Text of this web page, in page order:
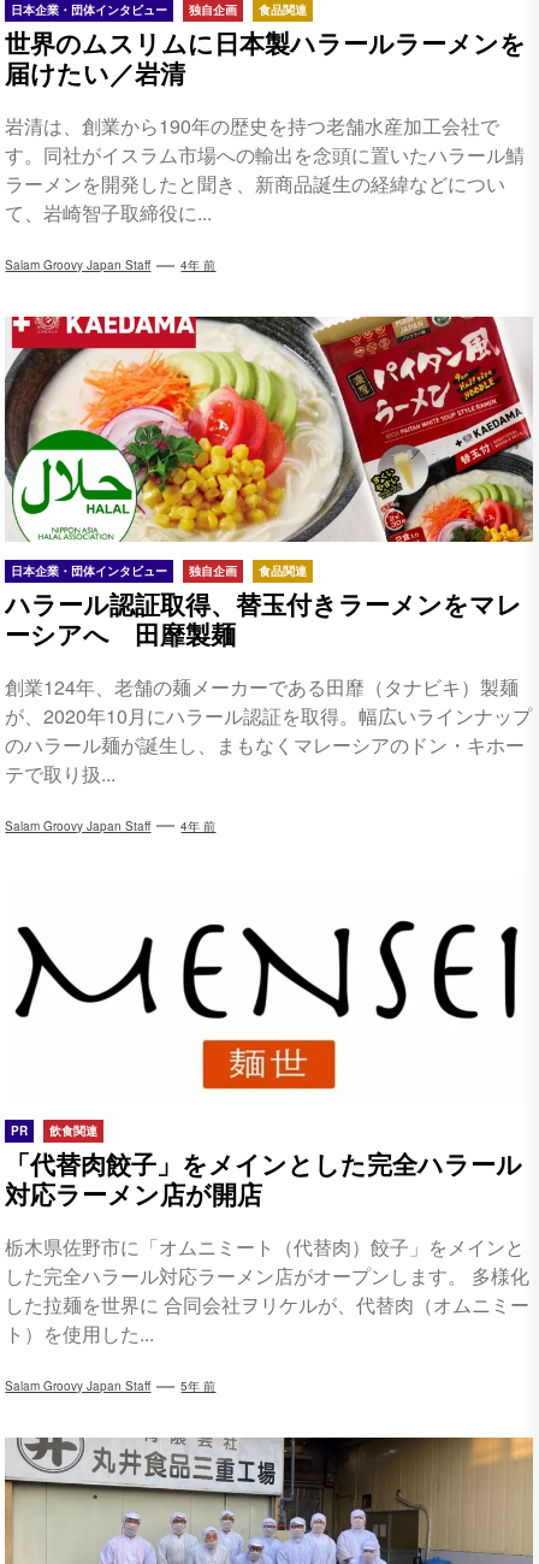
日本企業・団体インタビュー 独自企画 食品関連
世界のムスリムに日本製ハラールラーメンを
届けたい／岩清
岩清は、創業から190年の歴史を持つ老舗水産加工会社で
す。同社がイスラム市場への輸出を念頭に置いたハラール鯖
ラーメンを開発したと聞き、新商品誕生の経緯などについ
て、岩崎智子取締役に...
Salam Groovy Japan Staff 4年 前
日本企業・団体インタビュー 独自企画 食品関連
ハラール認証取得、替玉付きラーメンをマレ
ーシアへ 田靡製麺
創業124年、老舗の麺メーカーである田靡（タナビキ）製麺
が、2020年10月にハラール認証を取得。幅広いラインナップ
のハラール麺が誕生し、まもなくマレーシアのドン・キホー
テで取り扱...
Salam Groovy Japan Staff 4年 前
PR 飲食関連
「代替肉餃子」をメインとした完全ハラール
対応ラーメン店が開店
栃木県佐野市に「オムニミート（代替肉）餃子」をメインと
した完全ハラール対応ラーメン店がオープンします。 多様化
した拉麺を世界に 合同会社ヲリケルが、代替肉（オムニミー
ト）を使用した...
Salam Groovy Japan Staff 5年 前